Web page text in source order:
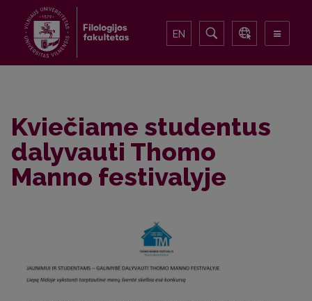
EN
Kviečiame studentus
dalyvauti Thomo
Manno festivalyje